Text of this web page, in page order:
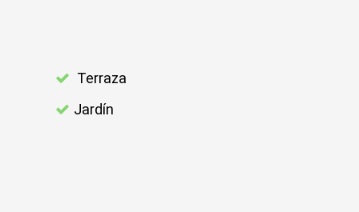
Terraza
Jardín